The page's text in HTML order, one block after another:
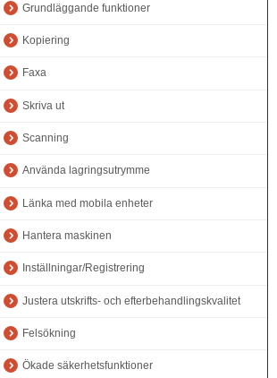
Grundläggande funktioner
Kopiering
Faxa
Skriva ut
Scanning
Använda lagringsutrymme
Länka med mobila enheter
Hantera maskinen
Inställningar/Registrering
Justera utskrifts- och efterbehandlingskvalitet
Felsökning
Ökade säkerhetsfunktioner